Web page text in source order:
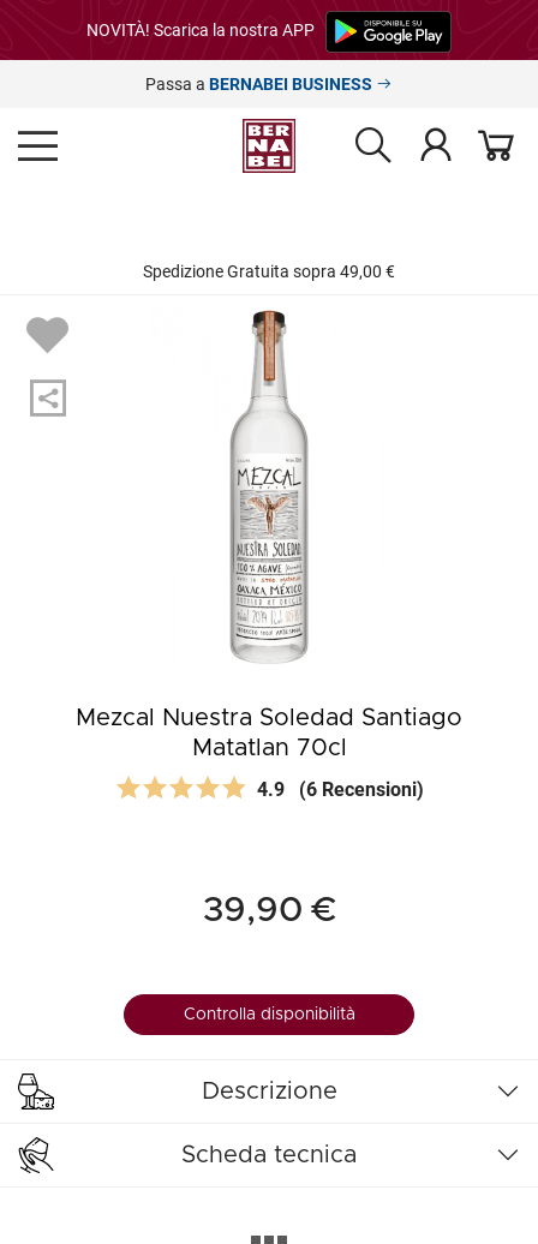
NOVITÀ! Scarica la nostra APP
Passa a BERNABEI BUSINESS
Spedizione Gratuita sopra 49,00 €
Mezcal Nuestra Soledad Santiago
Matatlan 70cl
4.9 (6 Recensioni)
39,90 €
Controlla disponibilità
Descrizione
Scheda tecnica